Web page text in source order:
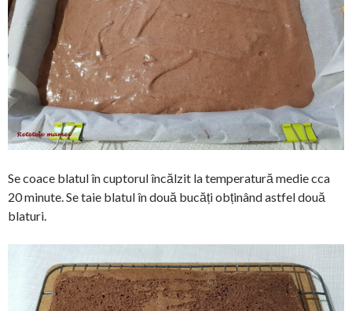
Se coace blatul în cuptorul încălzit la temperatură medie cca
20 minute. Se taie blatul în două bucăți obținând astfel două
blaturi.